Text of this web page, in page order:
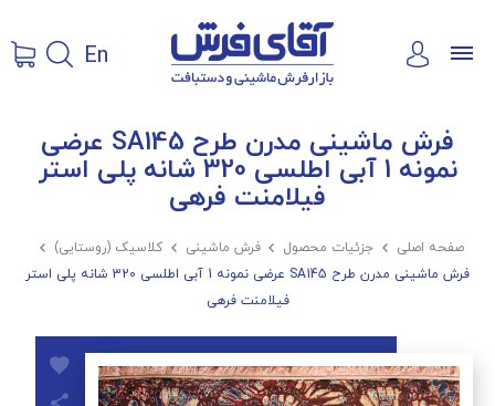
En
فرش ماشینی مدرن طرح SA145 عرضی
نمونه 1 آبی اطلسی 320 شانه پلی استر
فیلامنت فرهی
صفحه اصلی  جزئیات محصول  فرش ماشینی  کلاسیک (روستایی) 
فرش ماشینی مدرن طرح SA145 عرضی نمونه 1 آبی اطلسی 320 شانه پلی استر
فیلامنت فرهی